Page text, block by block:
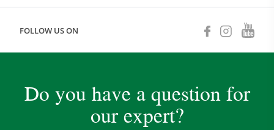
FOLLOW US ON
Do you have a question for
our expert?